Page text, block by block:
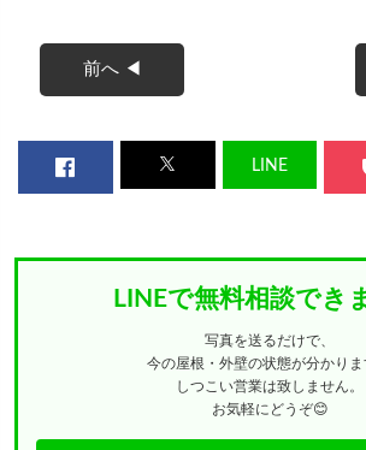
前へ ◀
LINE
LINEで無料相談でき
写真を送るだけで、
今の屋根・外壁の状態が分かりま
しつこい営業は致しません。
お気軽にどうぞ😊